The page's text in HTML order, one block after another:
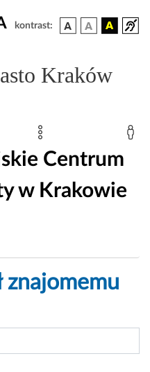
kontrast:
Kraków
Centrum
w Krakowie
znajomemu